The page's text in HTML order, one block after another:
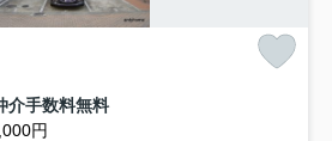
手数料無料
円